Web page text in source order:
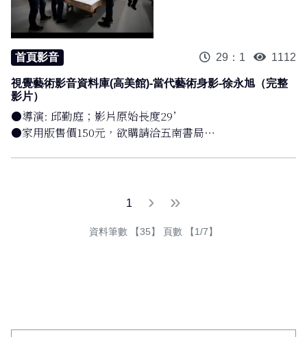
首頁影音 29：1 1112
視覺藝術影音資料庫(高美館)-當代藝術身影-徐永旭（完整
影片）
●導演: 邱勤庭；影片原始長度29’
●家用版售價150元，欲購請洽五南書局
1 › 下一頁
»
資料筆數 【35】 頁數 【1/7】